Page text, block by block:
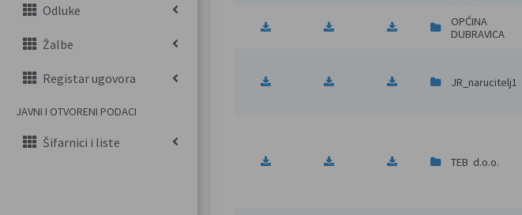
Odluke
Žalbe
Registar ugovora
JAVNI I OTVORENI PODACI
Šifarnici i liste
OPĆINA
DUBRAVICA
JR_narucitelj1
TEB  d.o.o.